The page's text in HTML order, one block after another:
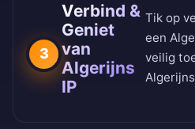
3
Verbind &
Geniet
van
Algerijns
IP
Tik op
een
veilig